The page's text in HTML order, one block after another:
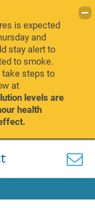
is expected
and
stay alert to
to smoke.
take steps to
at
levels are
health